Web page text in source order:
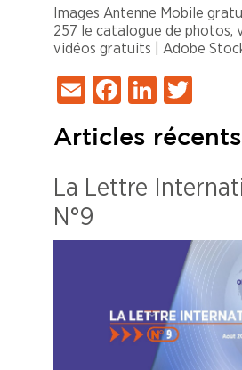
Images Antenne Mobile
257 le catalogue de photos,
vidéos gratuits | Adobe
EmailFacebook
Articles récents
La Lettre
N°9